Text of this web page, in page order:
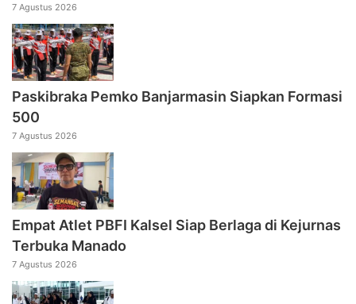
7 Agustus 2026
Paskibraka Pemko Banjarmasin Siapkan Formasi
500
7 Agustus 2026
Empat Atlet PBFI Kalsel Siap Berlaga di Kejurnas
Terbuka Manado
7 Agustus 2026